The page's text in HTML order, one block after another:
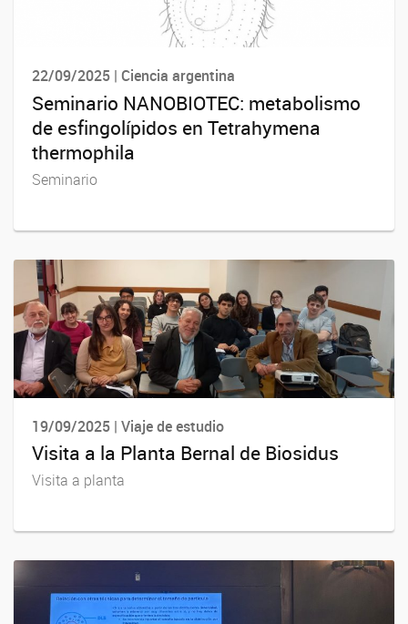
22/09/2025 | Ciencia argentina
Seminario NANOBIOTEC: metabolismo
de esfingolípidos en Tetrahymena
thermophila
Seminario
19/09/2025 | Viaje de estudio
Visita a la Planta Bernal de Biosidus
Visita a planta